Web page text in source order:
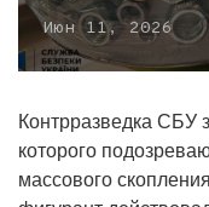
Июн 11, 2026
Контрразведка СБУ
которого
массового